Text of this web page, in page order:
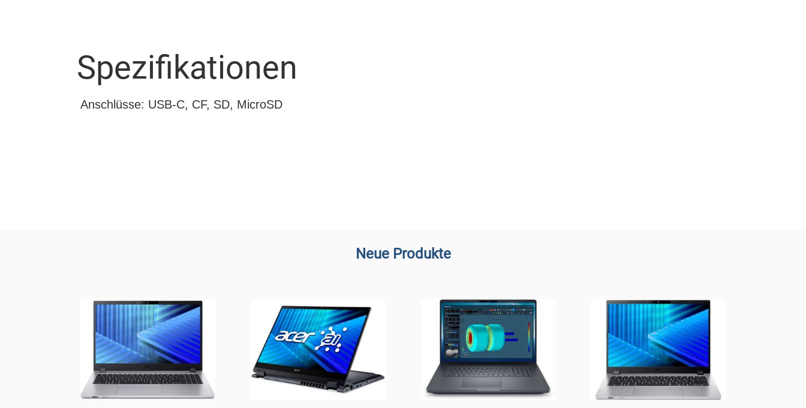
Spezifikationen
Anschlüsse: USB-C, CF, SD, MicroSD
Neue Produkte